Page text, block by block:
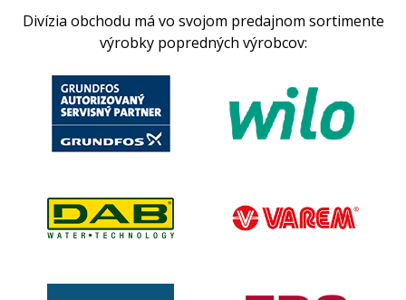
Divízia obchodu má vo svojom predajnom sortimente
výrobky popredných výrobcov: